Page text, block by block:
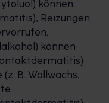
Sie die
Vor dem
einfach
so dass es
verbleiben und
können
Reizungen
können
B. Wollwachs,